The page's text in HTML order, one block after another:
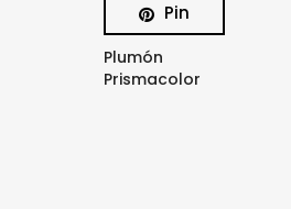
Pin
Plumón
Prismacolor